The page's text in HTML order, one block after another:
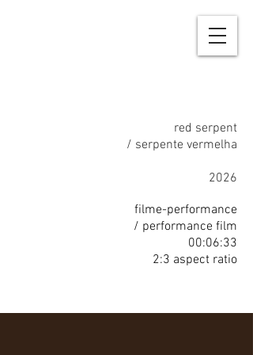
red serpent
/ serpente vermelha
2026
filme-​performance
/ performance film
00:06:33
2:3 aspect ratio